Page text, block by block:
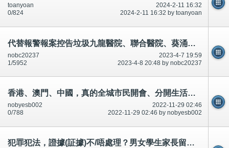
2024-2-11 16:32
toanyoan
2024-2-11 16:32 by toanyoan
0/824
代替報警報案控告垃圾九龍醫院、聯合醫院、葵涌醫院、容鳳書診所。承認多次合謀犯法犯罪。
2023-4-7 19:59
nobc20237
2023-4-8 20:48 by nobc20237
1/5952
香港、澳門、中國，真的全城市民開會、分開生活、經營生產。嚴重性,否則下一個,下一個
2022-11-29 02:46
nobyesb002
2022-11-29 02:46 by nobyesb002
0/788
犯罪犯法，證據(証據)不/唔處理？男女學生家長留意？知情權？市民不可犯法/唔可以犯法！短片相片